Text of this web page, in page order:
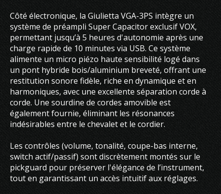
Côté électronique, la Giulietta VGA-3PS intègre un
système de préampli Super Capacitor exclusif VOX,
permettant jusqu’à 5 heures d'autonomie après une
charge rapide de 10 minutes via USB. Ce système
alimente un micro piézo haute sensibilité logé dans
un pont hybride bois/aluminium breveté, offrant une
restitution sonore fidèle, riche en dynamique et en
harmoniques, avec une excellente séparation corde à
corde. Une sourdine de cordes amovible est
également fournie, éliminant les résonances
indésirables entre le chevalet et le cordier.
Les contrôles (volume, tonalité, coupe-bas interne,
switch actif/passif) sont discrètement montés sur le
pickguard pour préserver l'élégance de l’instrument,
tout en garantissant un accès intuitif aux réglages.